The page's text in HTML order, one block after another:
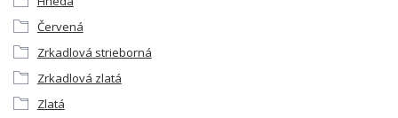
Červená
Zrkadlová strieborná
Zrkadlová zlatá
Zlatá